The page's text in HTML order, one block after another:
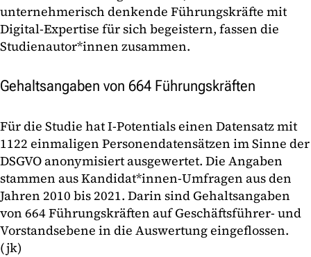
unternehmerisch denkende Führungskräfte mit
Digital-Expertise für sich begeistern, fassen die
Studienautor*innen zusammen.
Gehaltsangaben von 664 Führungskräften
Für die Studie hat I-Potentials einen Datensatz mit
1122 einmaligen Personendatensätzen im Sinne der
DSGVO anonymisiert ausgewertet. Die Angaben
stammen aus Kandidat*innen-Umfragen aus den
Jahren 2010 bis 2021. Darin sind Gehaltsangaben
von 664 Führungskräften auf Geschäftsführer- und
Vorstandsebene in die Auswertung eingeflossen.
(jk)